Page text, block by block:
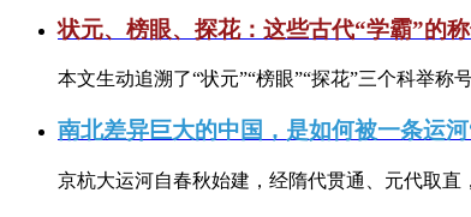
状元、榜眼、探花：这些古代“学霸”的
本文生动追溯了“状元”“榜眼”“探花”三个科举称
南北差异巨大的中国，是如何被一条运河
京杭大运河自春秋始建，经隋代贯通、元代取